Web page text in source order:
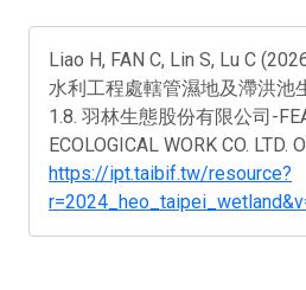
Liao H, FAN C, Lin S, Lu C
水利工程處轄管濕地及滯洪池
1.8. 羽林生態股份有限公司-
ECOLOGICAL WORK CO. LTD.
https://ipt.taibif.tw/resource?